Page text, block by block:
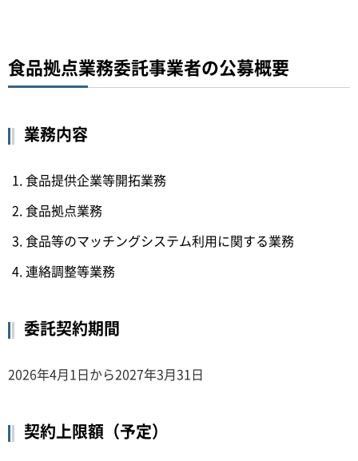
食品拠点業務委託事業者の公募概要
業務内容
食品提供企業等開拓業務
食品拠点業務
食品等のマッチングシステム利用に関する業務
連絡調整等業務
委託契約期間
2026年4月1日から2027年3月31日
契約上限額（予定）